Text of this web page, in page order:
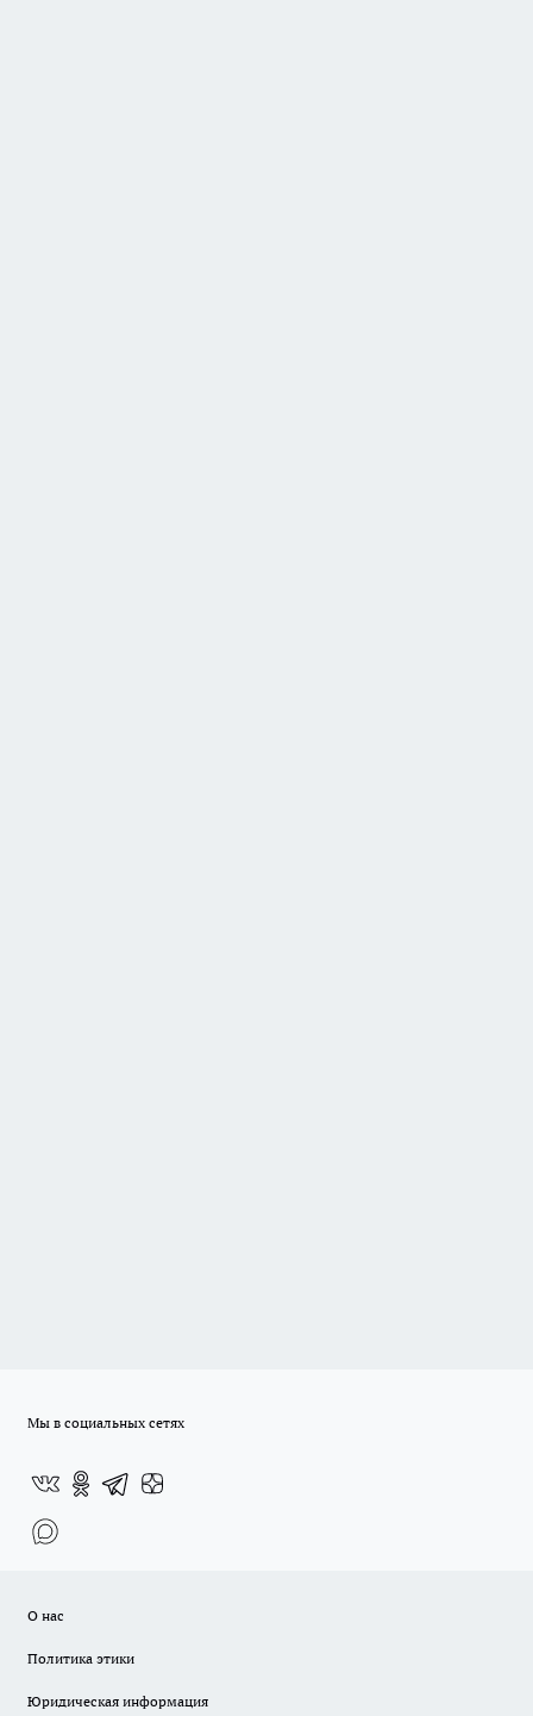
Мы в социальных сетях
О нас
Политика этики
Юридическая информация